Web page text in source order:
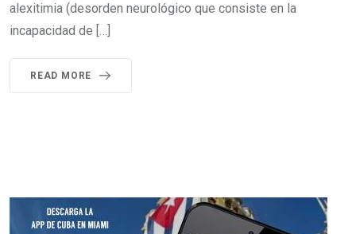
alexitimia (desorden neurológico que consiste en la
incapacidad de […]
READ MORE